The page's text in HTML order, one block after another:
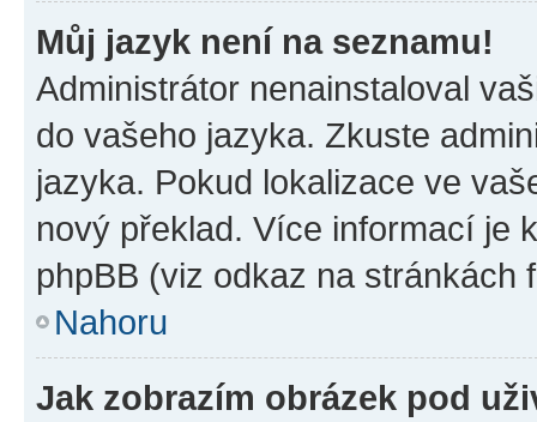
Můj jazyk není na seznamu!
Administrátor nenainstaloval
do vašeho jazyka. Zkuste
jazyka. Pokud lokalizace ve
nový překlad. Více informací je
phpBB (viz odkaz na stránkách
Nahoru
Jak zobrazím obrázek pod